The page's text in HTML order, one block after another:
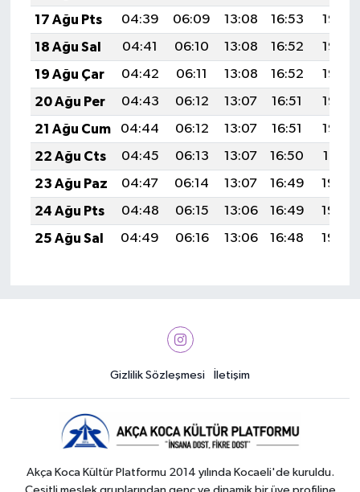
17 Ağu Pts
04:39 06:09 13:08 16:53
19:57
18 Ağu Sal
04:41 06:10 13:08 16:52
19:56
19 Ağu Çar
04:42 06:11 13:08 16:52
19:55
20 Ağu Per
04:43 06:12 13:07 16:51
19:53
21 Ağu Cum
04:44 06:12 13:07 16:51
19:52
22 Ağu Cts
04:45 06:13 13:07 16:50
19:51
23 Ağu Paz
04:47 06:14 13:07 16:49
19:49
24 Ağu Pts
04:48 06:15 13:06 16:49
19:48
25 Ağu Sal
04:49 06:16 13:06 16:48 19:46
Gizlilik Sözleşmesi İletişim
Akça Koca Kültür Platformu 2014 yılında Kocaeli'de kuruldu.